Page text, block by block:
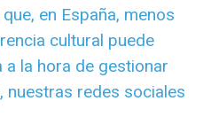
en España, menos
cultural puede
la hora de gestionar
nuestras redes sociales